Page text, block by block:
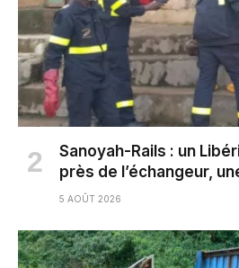
Sanoyah-Rails : un
près de l’échangeur,
5 AOÛT 2026